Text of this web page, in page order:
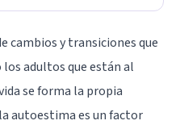
cambios y transiciones que
adultos que están al
se forma la propia
autoestima es un factor